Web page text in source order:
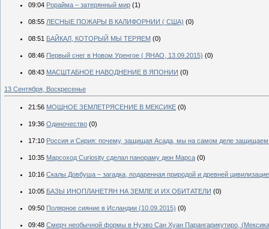
09:04 Рорайма – затерянный мир (1)
08:55 ЛЕСНЫЕ ПОЖАРЫ В КАЛИФОРНИИ ( США) (0)
08:51 БАЙКАЛ, КОТОРЫЙ МЫ ТЕРЯЕМ (0)
08:46 Первый снег в Новом Уренгое ( ЯНАО, 13.09.2015) (0)
08:43 МАСШТАБНОЕ НАВОДНЕНИЕ В ЯПОНИИ (0)
13 Сентября, Воскресенье
21:56 МОЩНОЕ ЗЕМЛЕТРЯСЕНИЕ В МЕКСИКЕ (0)
19:36 Одиночество (0)
17:10 Россия и Сирия: почему, защищая Асада, мы на самом деле защищаем
10:35 Марсоход Curiosity сделал панораму дюн Марса (0)
10:16 Скалы Довбуша – загадка, подаренная природой и древней
10:05 БАЗЫ ИНОПЛАНЕТЯН НА ЗЕМЛЕ И ИХ ОБИТАТЕЛИ (0)
09:50 Полярное сияние в Исландии (10.09.2015) (0)
09:48 Смерч необычной формы в Нуэво Сан Хуан Парангарикутиро,